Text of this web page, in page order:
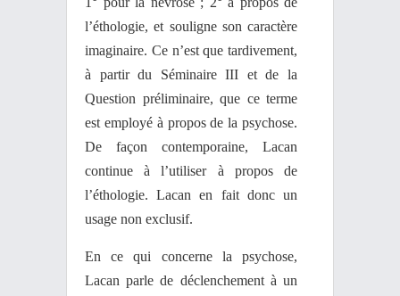
l’éthologie, et souligne son caractère
imaginaire. Ce n’est que tardivement,
à partir du Séminaire III et de la
Question préliminaire, que ce terme
est employé à propos de la psychose.
De façon contemporaine, Lacan
continue à l’utiliser à propos de
l’éthologie. Lacan en fait donc un
usage non exclusif.
En ce qui concerne la psychose,
Lacan parle de déclenchement à un